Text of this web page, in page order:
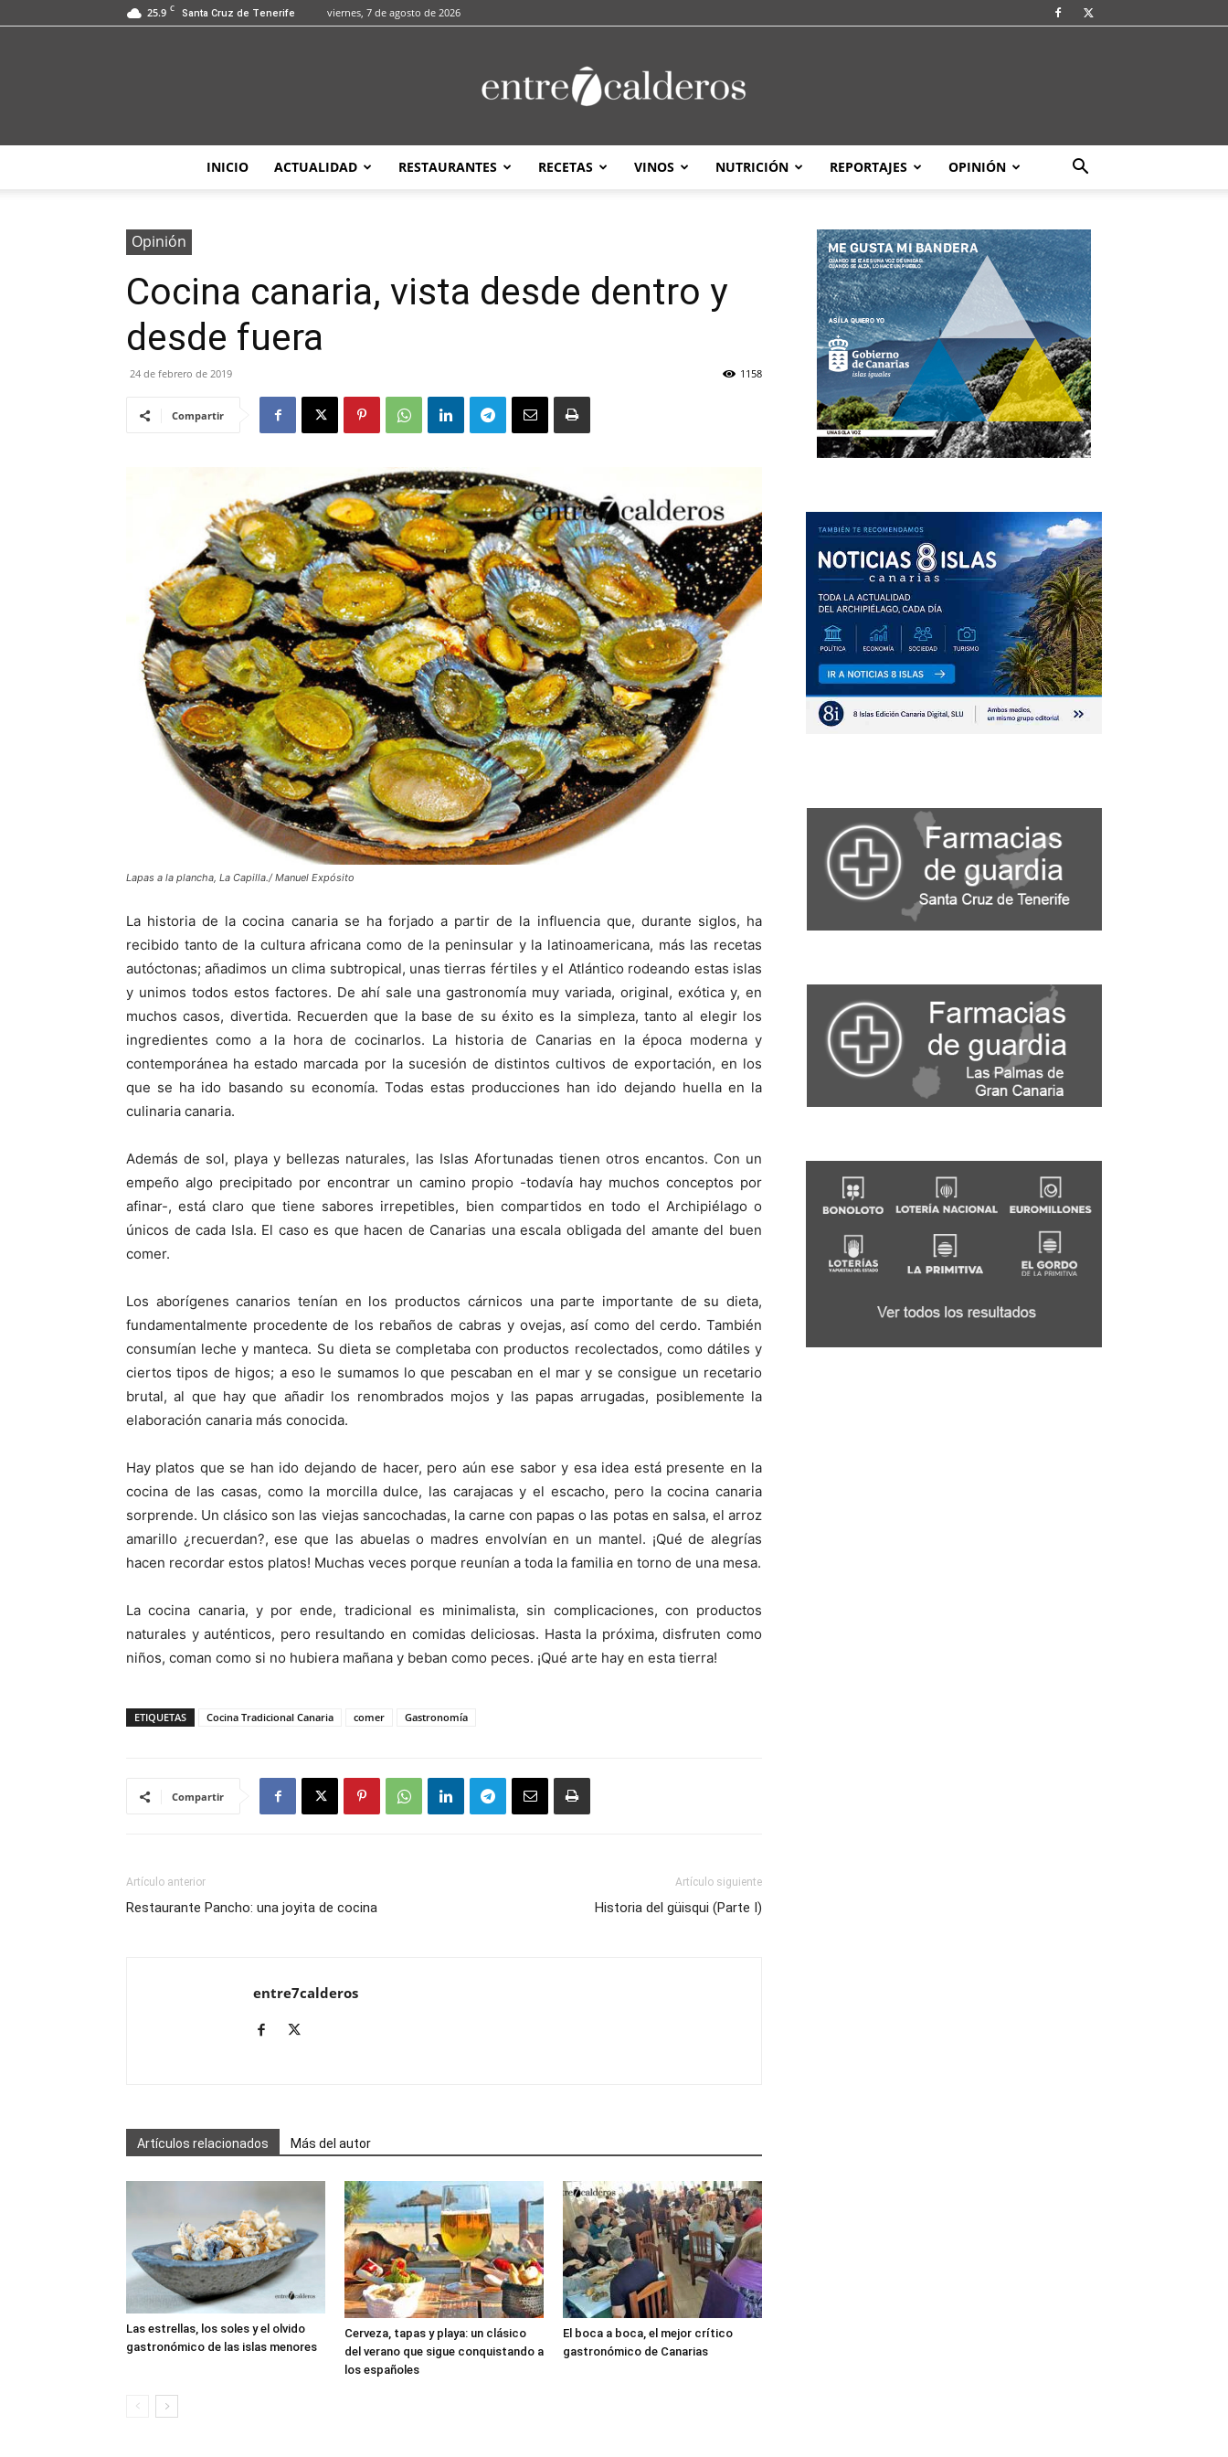
25.9 C Santa Cruz de Tenerife viernes, 7 de agosto de 2026
entre7calderos
INICIO ACTUALIDAD RESTAURANTES RECETAS VINOS NUTRICIÓN REPORTAJES OPINIÓN
Opinión
Cocina canaria, vista desde dentro y
desde fuera
24 de febrero de 2019 1158
Compartir
Lapas a la plancha, La Capilla./ Manuel Expósito
La historia de la cocina canaria se ha forjado a partir de la influencia que, durante siglos, ha
recibido tanto de la cultura africana como de la peninsular y la latinoamericana, más las recetas
autóctonas; añadimos un clima subtropical, unas tierras fértiles y el Atlántico rodeando estas islas
y unimos todos estos factores. De ahí sale una gastronomía muy variada, original, exótica y, en
muchos casos, divertida. Recuerden que la base de su éxito es la simpleza, tanto al elegir los
ingredientes como a la hora de cocinarlos. La historia de Canarias en la época moderna y
contemporánea ha estado marcada por la sucesión de distintos cultivos de exportación, en los
que se ha ido basando su economía. Todas estas producciones han ido dejando huella en la
culinaria canaria.
Además de sol, playa y bellezas naturales, las Islas Afortunadas tienen otros encantos. Con un
empeño algo precipitado por encontrar un camino propio -todavía hay muchos conceptos por
afinar-, está claro que tiene sabores irrepetibles, bien compartidos en todo el Archipiélago o
únicos de cada Isla. El caso es que hacen de Canarias una escala obligada del amante del buen
comer.
Los aborígenes canarios tenían en los productos cárnicos una parte importante de su dieta,
fundamentalmente procedente de los rebaños de cabras y ovejas, así como del cerdo. También
consumían leche y manteca. Su dieta se completaba con productos recolectados, como dátiles y
ciertos tipos de higos; a eso le sumamos lo que pescaban en el mar y se consigue un recetario
brutal, al que hay que añadir los renombrados mojos y las papas arrugadas, posiblemente la
elaboración canaria más conocida.
Hay platos que se han ido dejando de hacer, pero aún ese sabor y esa idea está presente en la
cocina de las casas, como la morcilla dulce, las carajacas y el escacho, pero la cocina canaria
sorprende. Un clásico son las viejas sancochadas, la carne con papas o las potas en salsa, el arroz
amarillo ¿recuerdan?, ese que las abuelas o madres envolvían en un mantel. ¡Qué de alegrías
hacen recordar estos platos! Muchas veces porque reunían a toda la familia en torno de una mesa.
La cocina canaria, y por ende, tradicional es minimalista, sin complicaciones, con productos
naturales y auténticos, pero resultando en comidas deliciosas. Hasta la próxima, disfruten como
niños, coman como si no hubiera mañana y beban como peces. ¡Qué arte hay en esta tierra!
ETIQUETAS Cocina Tradicional Canaria comer Gastronomía
Compartir
Artículo anterior
Restaurante Pancho: una joyita de cocina
Artículo siguiente
Historia del güisqui (Parte I)
entre7calderos
Artículos relacionados Más del autor
Las estrellas, los soles y el olvido
gastronómico de las islas menores
Cerveza, tapas y playa: un clásico
del verano que sigue conquistando a
los españoles
El boca a boca, el mejor crítico
gastronómico de Canarias